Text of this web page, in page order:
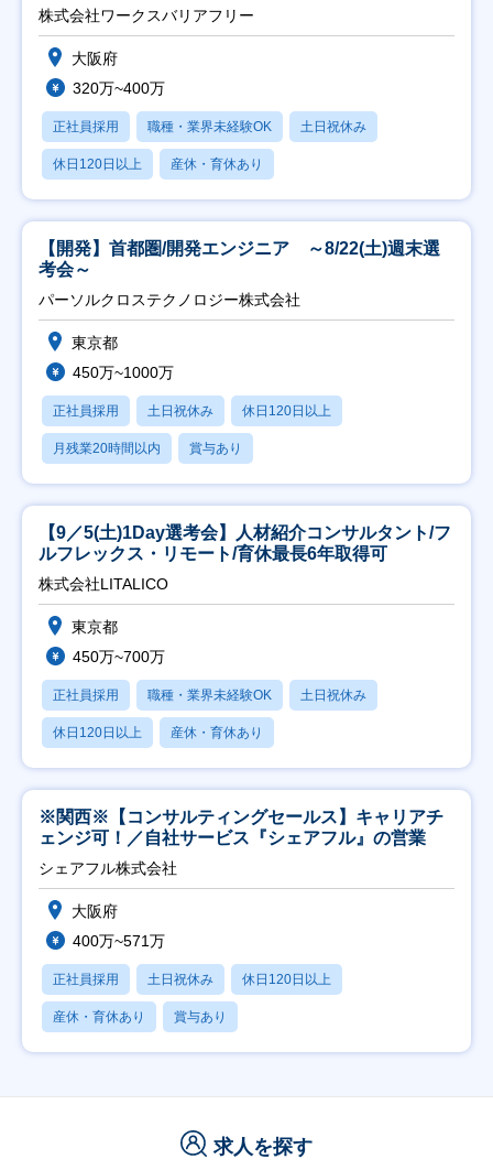
日祝】
株式会社ワークスバリアフリー
大阪府
320万~400万
正社員採用 職種・業界未経験OK 土日祝休み
休日120日以上 産休・育休あり
【開発】首都圏/開発エンジニア ～8/22(土)週末選
考会～
パーソルクロステクノロジー株式会社
東京都
450万~1000万
正社員採用 土日祝休み 休日120日以上
月残業20時間以内 賞与あり
【9／5(土)1Day選考会】人材紹介コンサルタント/フ
ルフレックス・リモート/育休最長6年取得可
株式会社LITALICO
東京都
450万~700万
正社員採用 職種・業界未経験OK 土日祝休み
休日120日以上 産休・育休あり
※関西※【コンサルティングセールス】キャリアチ
ェンジ可！／自社サービス『シェアフル』の営業
シェアフル株式会社
大阪府
400万~571万
正社員採用 土日祝休み 休日120日以上
産休・育休あり 賞与あり
求人を探す